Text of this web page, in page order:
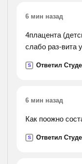
6 мин назад
4плацента
слабо раз-вита
S Ответил
6 мин назад
Как поожно
S Ответил